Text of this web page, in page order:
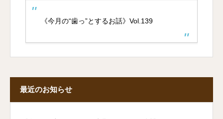
《今月の“歯っ”とするお話》Vol.139
最近のお知らせ